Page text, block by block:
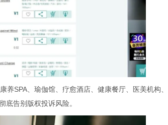
养SPA、瑜伽馆、疗愈酒店、健康餐厅、医美机构、
底告别版权投诉风险。